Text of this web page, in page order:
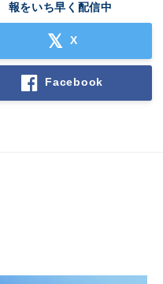
報をいち早く配信中
X
Facebook